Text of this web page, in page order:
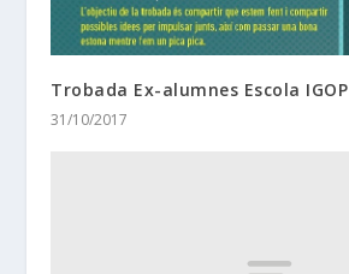
Trobada Ex-alumnes Escola IGOP
31/10/2017